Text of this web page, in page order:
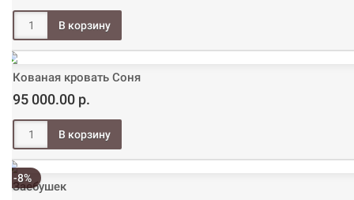
Кованая кровать Соня
95 000.00 р.
-8%
Заебушек